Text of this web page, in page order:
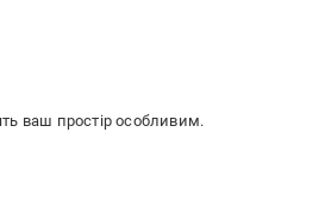
ваш простір особливим.